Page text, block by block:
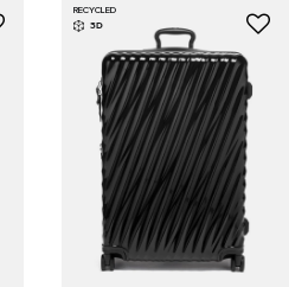
RECYCLED
3D